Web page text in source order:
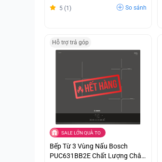
5 (1) So sánh
Hỗ trợ trả góp
SALE LỚN QUÀ TO
Bếp Từ 3 Vùng Nấu Bosch
PUC631BB2E Chất Lượng Châu